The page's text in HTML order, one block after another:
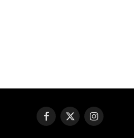
Facebook
X
Instagram